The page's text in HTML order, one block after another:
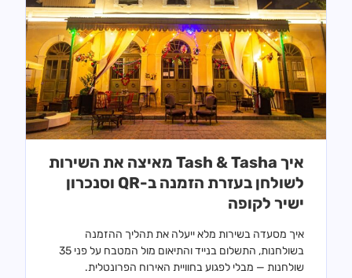
איך Tash & Tasha מאיצה את השירות
לשולחן בעזרת הזמנה ב-QR וסנכרון
ישיר לקופה
איך מסעדה בשירות מלא ייעלה את תהליך ההזמנה
בשולחנות, התשלום בנייד והתיאום מול המטבח על פני 35
שולחנות — מבלי לפגוע בחוויית האירוח הפרונטלית.